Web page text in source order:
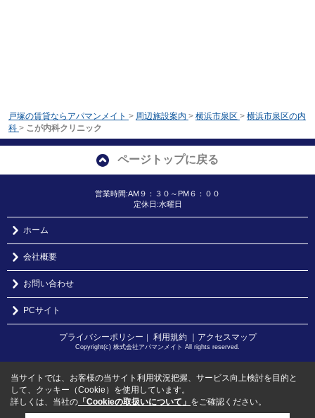
戸塚の賃貸ならアパマンメイト > 周辺施設案内 > 横浜市泉区 > 横浜市泉区の内
科 > こが内科クリニック
ページトップに戻る
営業時間:AM９：３０～PM６：００
定休日:水曜日
ホーム
会社概要
お問い合わせ
PCサイト
プライバシーポリシー ｜ 利用規約 ｜アクセスマップ
Copyright(c) 株式会社アパマンメイト All rights reserved.
当サイトでは、お客様の当サイト利用状況把握、サービス向上検討を目的と
して、クッキー（Cookie）を使用しています。
詳しくは、当社の 「Cookieの取扱いについて」 をご確認ください。